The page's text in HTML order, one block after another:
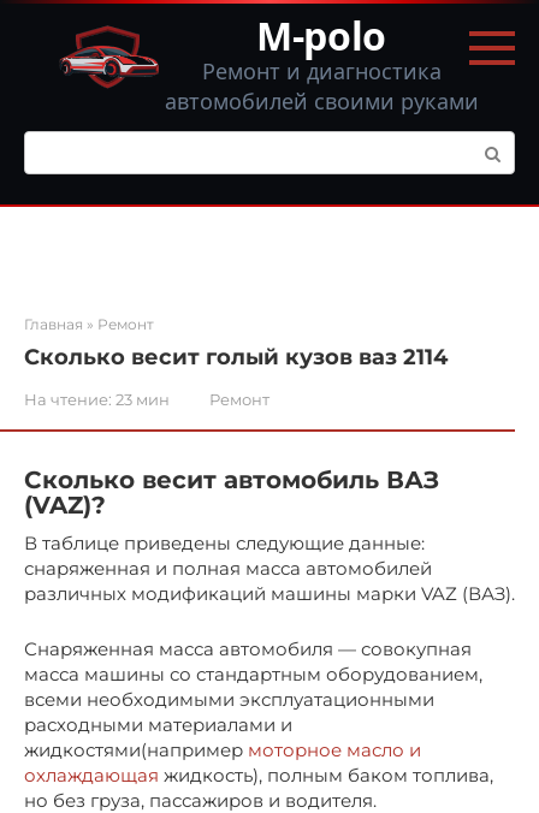
Перейти
контенту
M-polo
Ремонт и диагностика
автомобилей своими руками
Поиск:
Главная » Ремонт
Сколько весит голый кузов ваз 2114
На чтение: 23 мин Ремонт
Сколько весит автомобиль ВАЗ
(VAZ)?
В таблице приведены следующие данные:
снаряженная и полная масса автомобилей
различных модификаций машины марки VAZ (ВАЗ).
Снаряженная масса автомобиля — совокупная
масса машины со стандартным оборудованием,
всеми необходимыми эксплуатационными
расходными материалами и
жидкостями(например моторное масло и
охлаждающая жидкость), полным баком топлива,
но без груза, пассажиров и водителя.